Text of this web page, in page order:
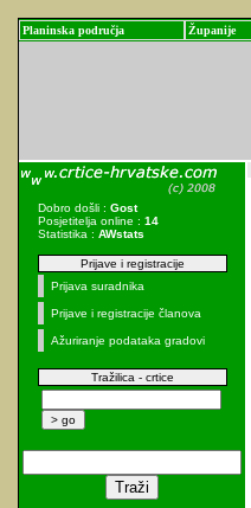
Planinska područja Županije
Dobro došli : Gost
Posjetitelja online : 14
Statistika : AWstats
Prijave i registracije
Prijava suradnika
Prijave i registracije članova
Ažuriranje podataka gradovi
Tražilica - crtice